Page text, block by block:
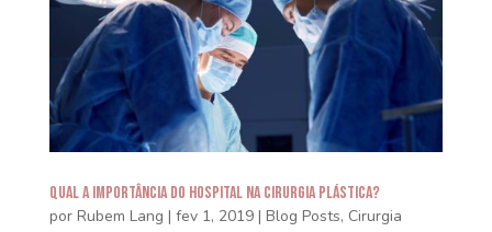
Qual a Importância do Hospital na Cirurgia Plástica?
por Rubem Lang | fev 1, 2019| Blog Posts, Cirurgia